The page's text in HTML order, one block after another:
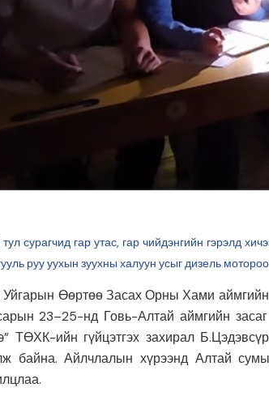
сурагчид гар утас, гар чийдэнгийн гэрэлд
руу уухын зуухны халуун усыг дизель
Өөртөө Засах Орны Хами аймгийн
23–25-нд Говь-Алтай аймгийн
ТӨХК-ийн гүйцэтгэх захирал
байна. Айлчлалын хүрээнд Алтай